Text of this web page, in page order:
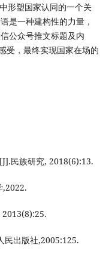
形塑国家认同的一个关
是一种建构性的力量，
公众号推文标题及内
受，最终实现国家在场的
民族研究, 2018(6):13.
,2022.
2013(8):25.
民出版社,2005:125.